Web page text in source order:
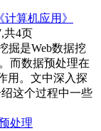
《计算机应用》
共4页
掘是Web数据挖
而数据预处理在
用。文中深入探
这个过程中一些
处理